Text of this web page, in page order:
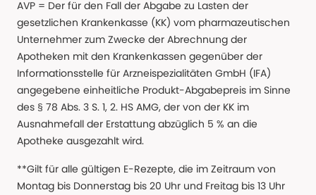
AVP = Der für den Fall der Abgabe zu Lasten der
gesetzlichen Krankenkasse (KK) vom pharmazeutischen
Unternehmer zum Zwecke der Abrechnung der
Apotheken mit den Krankenkassen gegenüber der
Informationsstelle für Arzneispezialitäten GmbH (IFA)
angegebene einheitliche Produkt-Abgabepreis im Sinne
des § 78 Abs. 3 S. 1, 2. HS AMG, der von der KK im
Ausnahmefall der Erstattung abzüglich 5 % an die
Apotheke ausgezahlt wird.
**Gilt für alle gültigen E-Rezepte, die im Zeitraum von
Montag bis Donnerstag bis 20 Uhr und Freitag bis 13 Uhr